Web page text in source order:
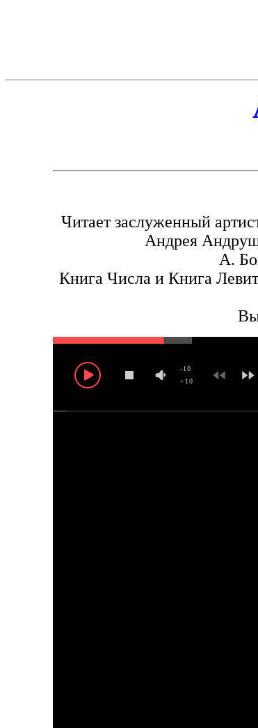
Читает заслуженный
Андрея
А.
Книга Числа и Книга
+10
-10